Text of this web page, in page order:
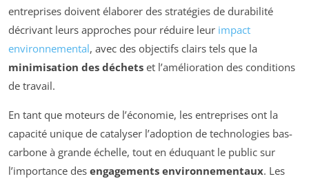
entreprises doivent élaborer des stratégies de durabilité
décrivant leurs approches pour réduire leur impact
environnemental, avec des objectifs clairs tels que la
minimisation des déchets et l’amélioration des conditions
de travail.
En tant que moteurs de l’économie, les entreprises ont la
capacité unique de catalyser l’adoption de technologies bas-
carbone à grande échelle, tout en éduquant le public sur
l’importance des engagements environnementaux. Les